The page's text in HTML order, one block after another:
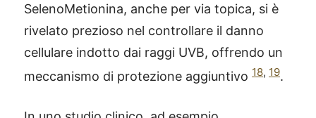
SelenoMetionina, anche per via topica, si è
rivelato prezioso nel controllare il danno
cellulare indotto dai raggi UVB, offrendo un
meccanismo di protezione aggiuntivo 18, 19.